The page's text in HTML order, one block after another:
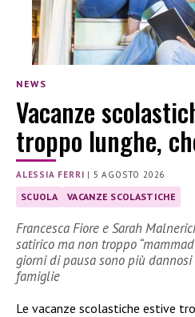
NEWS
Vacanze
troppo lunghe,
ALESSIA FERRI | 5 AGOSTO 2026
SCUOLA VACANZE SCOLASTICHE
Francesca Fiore e Sarah
satirico ma non troppo
giorni di pausa sono più
famiglie
Le vacanze scolastiche estive